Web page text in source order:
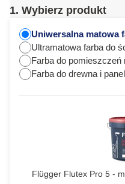
1. Wybierz produkt
Uniwersalna matowa
Ultramatowa farba do
Farba do pomieszczeń
Farba do drewna i
Flügger Flutex Pro 5 -